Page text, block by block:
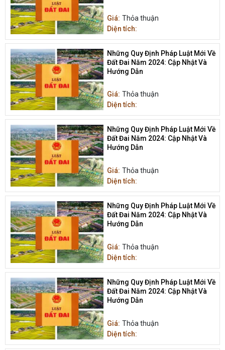
Giá: Thỏa thuận
Diện tích:
Những Quy Định Pháp Luật Mới Về
Đất Đai Năm 2024: Cập Nhật Và
Hướng Dẫn
Giá: Thỏa thuận
Diện tích:
Những Quy Định Pháp Luật Mới Về
Đất Đai Năm 2024: Cập Nhật Và
Hướng Dẫn
Giá: Thỏa thuận
Diện tích:
Những Quy Định Pháp Luật Mới Về
Đất Đai Năm 2024: Cập Nhật Và
Hướng Dẫn
Giá: Thỏa thuận
Diện tích:
Những Quy Định Pháp Luật Mới Về
Đất Đai Năm 2024: Cập Nhật Và
Hướng Dẫn
Giá: Thỏa thuận
Diện tích: